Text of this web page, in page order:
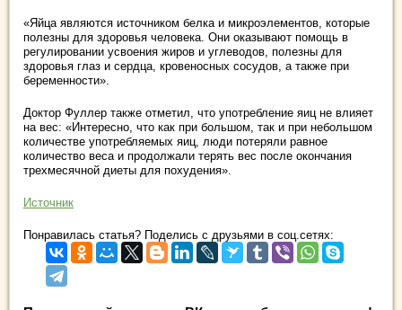
«Яйца являются источником белка и микроэлементов, которые
полезны для здоровья человека. Они оказывают помощь в
регулировании усвоения жиров и углеводов, полезны для
здоровья глаз и сердца, кровеносных сосудов, а также при
беременности».
Доктор Фуллер также отметил, что употребление яиц не влияет
на вес: «Интересно, что как при большом, так и при небольшом
количестве употребляемых яиц, люди потеряли равное
количество веса и продолжали терять вес после окончания
трехмесячной диеты для похудения».
Источник
Понравилась статья? Поделись с друзьями в соц.сетях: